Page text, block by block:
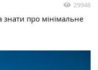
29948
про мінімальне